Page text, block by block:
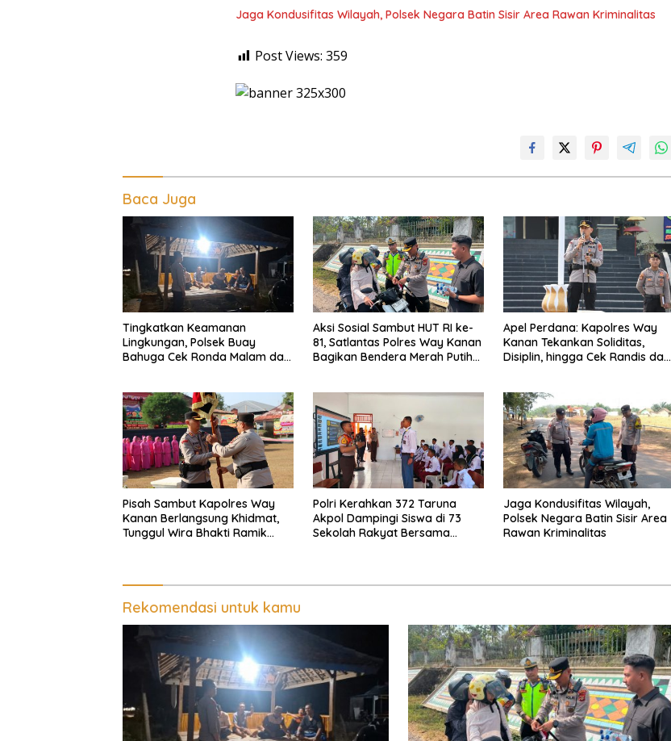
Jaga Kondusifitas Wilayah, Polsek Negara Batin Sisir Area Rawan Kriminalitas
Post Views: 359
Baca Juga
Tingkatkan Keamanan
Lingkungan, Polsek Buay
Bahuga Cek Ronda Malam dan
Aksi Sosial Sambut HUT RI ke-
81, Satlantas Polres Way Kanan
Bagikan Bendera Merah Putih
Apel Perdana: Kapolres Way
Kanan Tekankan Soliditas,
Disiplin, hingga Cek Randis dan
Pisah Sambut Kapolres Way
Kanan Berlangsung Khidmat,
Tunggul Wira Bhakti Ramik
Polri Kerahkan 372 Taruna
Akpol Dampingi Siswa di 73
Sekolah Rakyat Bersama
Jaga Kondusifitas Wilayah,
Polsek Negara Batin Sisir Area
Rawan Kriminalitas
Rekomendasi untuk kamu